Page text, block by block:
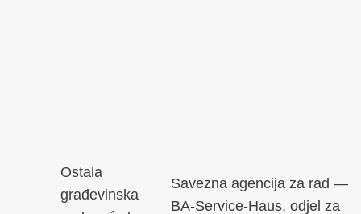
Ostala
građevinska
Savezna agencija za rad —
BA-Service-Haus, odjel za